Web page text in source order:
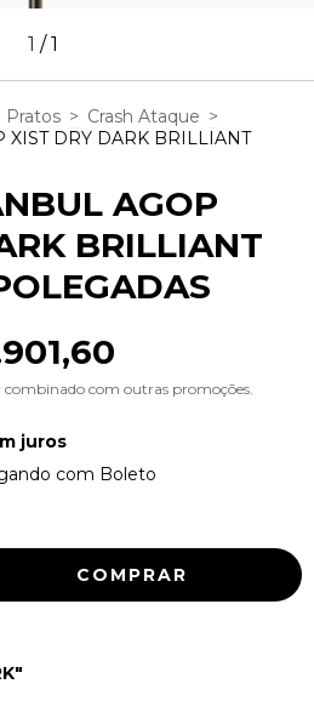
1 /1
Pratos > Crash Ataque >
XIST DRY DARK BRILLIANT
AGOP
BRILLIANT
combinado com outras promoções.
juros
com Boleto